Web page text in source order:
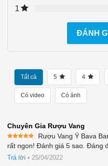
1
ĐÁNH
Tất cả 5 4
Có video Có ảnh
Chuyên Gia Rượu Vang
Được xếp
hạng55
sao
Rượu Vang Ý Bava
rất ngon! Đánh giá 5 sao. Đáng
Trả lời • 25/04/2022